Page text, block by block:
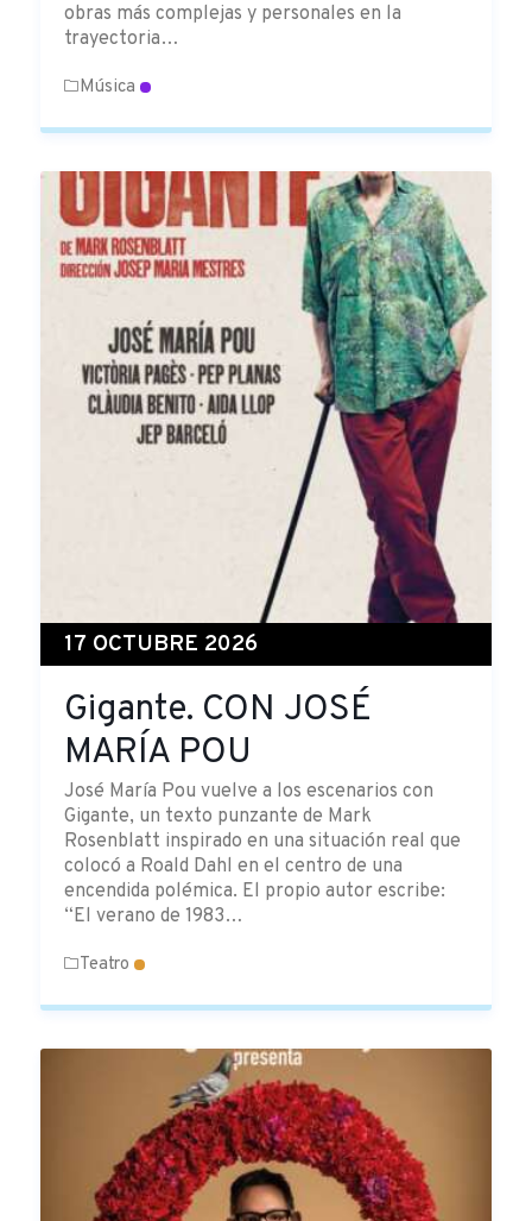
obras más complejas y personales en la
trayectoria…
Música
17 OCTUBRE 2026
Gigante. CON JOSÉ
MARÍA POU
José María Pou vuelve a los escenarios con
Gigante, un texto punzante de Mark
Rosenblatt inspirado en una situación real que
colocó a Roald Dahl en el centro de una
encendida polémica. El propio autor escribe:
“El verano de 1983…
Teatro